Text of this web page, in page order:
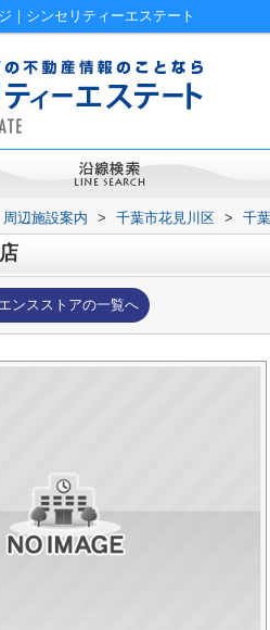
｜シンセリティーエステート
周辺施設案内 > 千葉市花見川区 > 千
ンスストアの一覧へ